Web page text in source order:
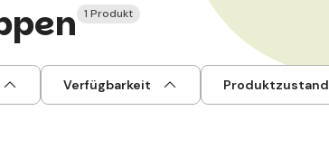
1 Produkt
Verfügbarkeit Produktzustand